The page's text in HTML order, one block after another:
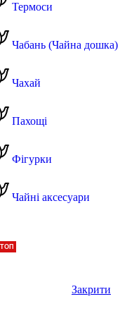
Термоси
Чабань (Чайна дошка)
Чахай
Пахощі
Фігурки
Чайні аксесуари
ТОП
Закрити